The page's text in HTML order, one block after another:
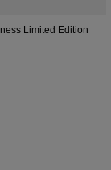
Limited Edition